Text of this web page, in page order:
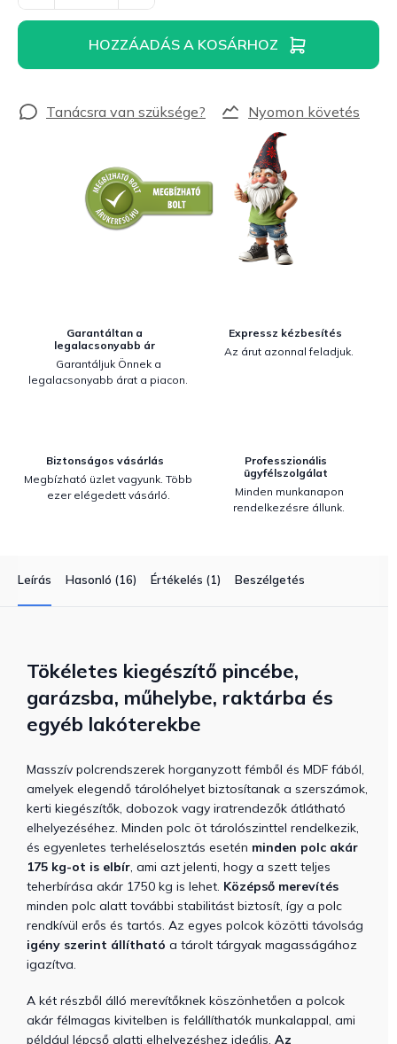
HOZZÁADÁS A KOSÁRHOZ
Nyomon követés
Garantáltan a
legalacsonyabb ár
Garantáljuk Önnek a
legalacsonyabb árat a piacon.
Expressz kézbesítés
Az árut azonnal feladjuk.
Biztonságos vásárlás
Megbízható üzlet vagyunk. Több
ezer elégedett vásárló.
Professzionális
ügyfélszolgálat
Minden munkanapon
rendelkezésre állunk.
Leírás Hasonló (16) Értékelés (1) Beszélgetés
Tökéletes kiegészítő pincébe,
garázsba, műhelybe, raktárba és
egyéb lakóterekbe
Masszív polcrendszerek horganyzott fémből és MDF fából,
amelyek elegendő tárolóhelyet biztosítanak a szerszámok,
kerti kiegészítők, dobozok vagy iratrendezők átlátható
elhelyezéséhez. Minden polc öt tárolószinttel rendelkezik,
és egyenletes terheléselosztás esetén minden polc akár
175 kg-ot is elbír, ami azt jelenti, hogy a szett teljes
teherbírása akár 1750 kg is lehet. Középső merevítés
minden polc alatt további stabilitást biztosít, így a polc
rendkívül erős és tartós. Az egyes polcok közötti távolság
igény szerint állítható a tárolt tárgyak magasságához
igazítva.
A két részből álló merevítőknek köszönhetően a polcok
akár félmagas kivitelben is felállíthatók munkalappal, ami
például lépcső alatti elhelyezéshez ideális. Az